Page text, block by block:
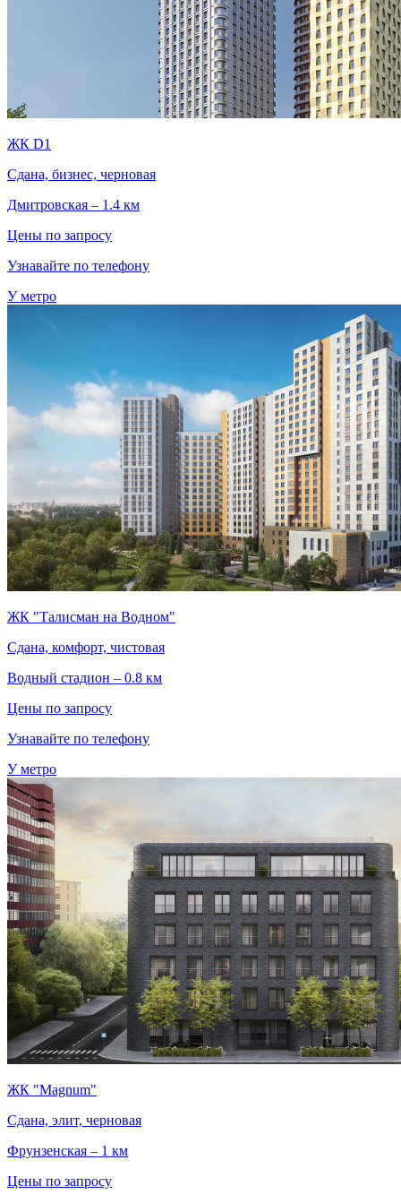
ЖК D1
Сдана, бизнес, черновая
Дмитровская – 1.4 км
Цены по запросу
Узнавайте по телефону
У метро
ЖК "Талисман на Водном"
Сдана, комфорт, чистовая
Водный стадион – 0.8 км
Цены по запросу
Узнавайте по телефону
У метро
ЖК "Magnum"
Сдана, элит, черновая
Фрунзенская – 1 км
Цены по запросу